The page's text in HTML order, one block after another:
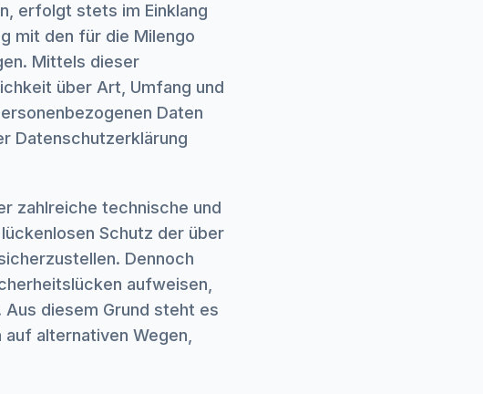
erfolgt stets im Einklang
mit den für die Milengo
Mittels dieser
über Art, Umfang und
Daten
Datenschutzerklärung
zahlreiche technische und
Schutz der über
Dennoch
aufweisen,
diesem Grund steht es
alternativen Wegen,